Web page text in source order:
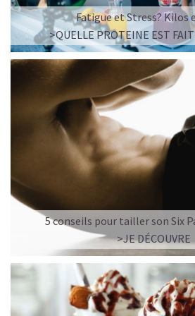
☕ LATTE MACCHIATO GLACÉ
Fatigue et Stress? Kilos
>QUELLE PROTEINE EST
5 conseils pour tailler son Six
>JE DÉCOUVRE